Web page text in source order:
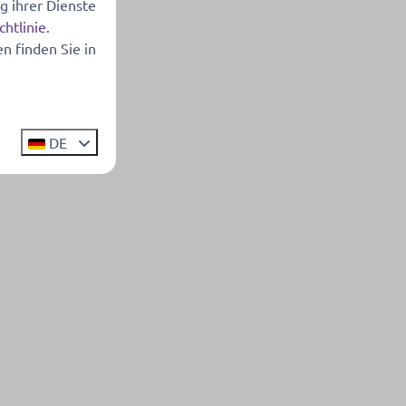
ihrer Dienste
finden Sie in
DE